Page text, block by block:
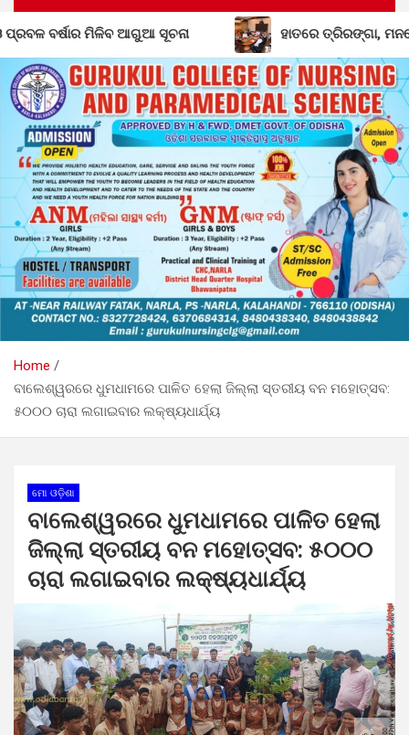
ହାତରେ ତ୍ରିରଙ୍ଗା, ମନରେ ଦେଶପ୍ରେମ: ୧୦ରେ କୋରାପୁଟରେ
Home
ବାଲେଶ୍ୱରରେ ଧୁମଧାମରେ ପାଳିତ ହେଲା ଜିଲ୍ଲା ସ୍ତରୀୟ ବନ ମହୋତ୍ସବ:
୫୦୦୦ ଚାରା ଲଗାଇବାର ଲକ୍ଷ୍ୟଧାର୍ଯ୍ୟ
ମୋ ଓଡ଼ିଶା
ବାଲେଶ୍ୱରରେ ଧୁମଧାମରେ ପାଳିତ ହେଲା
ଜିଲ୍ଲା ସ୍ତରୀୟ ବନ ମହୋତ୍ସବ: ୫୦୦୦
ଚାରା ଲଗାଇବାର ଲକ୍ଷ୍ୟଧାର୍ଯ୍ୟ